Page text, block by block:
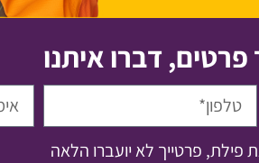
פרטים, דברו איתנו
פרטייך לא יועברו הלאה